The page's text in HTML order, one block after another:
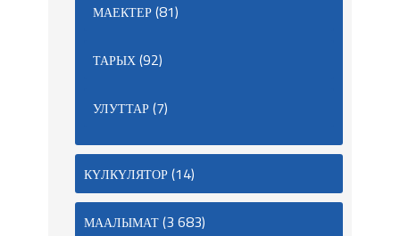
МАЕКТЕР(81)
ТАРЫХ(92)
УЛУТТАР(7)
КҮЛКҮЛЯТОР(14)
МААЛЫМАТ(3 683)